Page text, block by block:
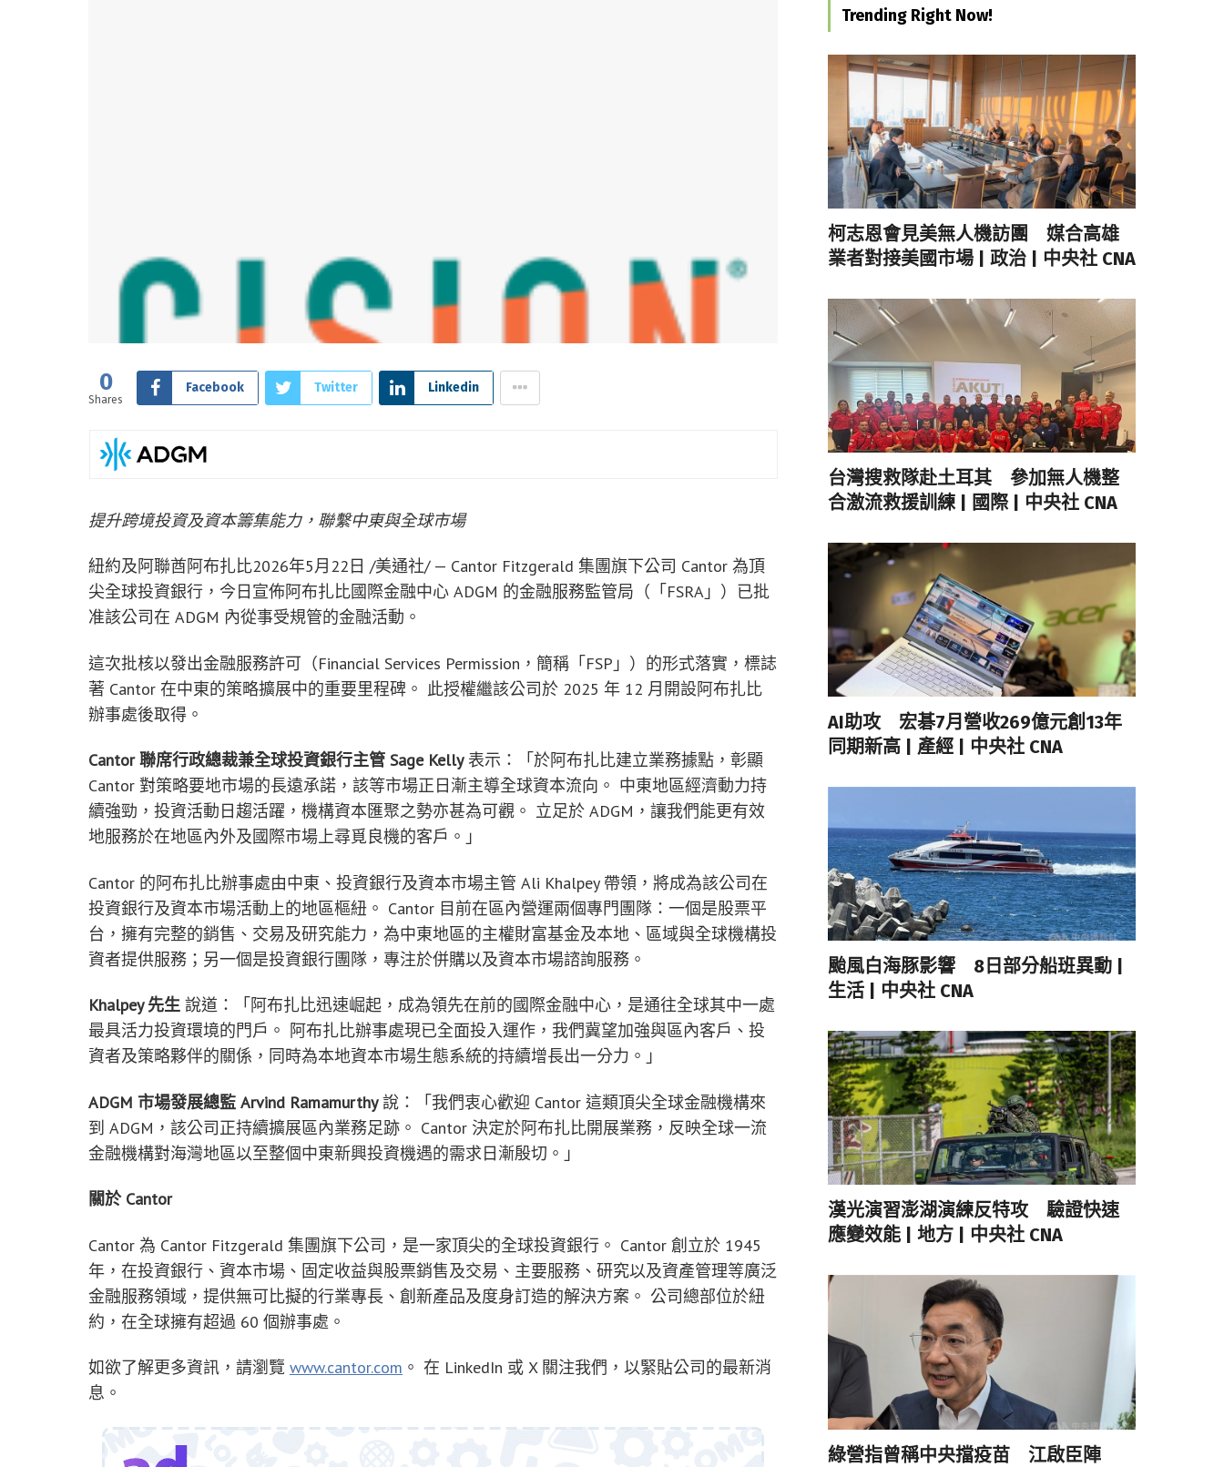
0
Shares
Facebook Twitter Linkedin
提升跨境投資及資本籌集能力，聯繫中東與全球市場
紐約及阿聯酋阿布扎比2026年5月22日 /美通社/ — Cantor Fitzgerald 集團旗下公司 Cantor 為頂
尖全球投資銀行，今日宣佈阿布扎比國際金融中心 ADGM 的金融服務監管局（「FSRA」）已批
准該公司在 ADGM 內從事受規管的金融活動。
這次批核以發出金融服務許可（Financial Services Permission，簡稱「FSP」）的形式落實，標誌
著 Cantor 在中東的策略擴展中的重要里程碑。 此授權繼該公司於 2025 年 12 月開設阿布扎比
辦事處後取得。
Cantor 聯席行政總裁兼全球投資銀行主管 Sage Kelly表示：「於阿布扎比建立業務據點，彰顯
Cantor 對策略要地市場的長遠承諾，該等市場正日漸主導全球資本流向。 中東地區經濟動力持
續強勁，投資活動日趨活躍，機構資本匯聚之勢亦甚為可觀。 立足於 ADGM，讓我們能更有效
地服務於在地區內外及國際市場上尋覓良機的客戶。」
Cantor 的阿布扎比辦事處由中東、投資銀行及資本市場主管 Ali Khalpey 帶領，將成為該公司在
投資銀行及資本市場活動上的地區樞紐。 Cantor 目前在區內營運兩個專門團隊：一個是股票平
台，擁有完整的銷售、交易及研究能力，為中東地區的主權財富基金及本地、區域與全球機構投
資者提供服務；另一個是投資銀行團隊，專注於併購以及資本市場諮詢服務。
Khalpey 先生 說道：「阿布扎比迅速崛起，成為領先在前的國際金融中心，是通往全球其中一處
最具活力投資環境的門戶。 阿布扎比辦事處現已全面投入運作，我們冀望加強與區內客戶、投
資者及策略夥伴的關係，同時為本地資本市場生態系統的持續增長出一分力。」
ADGM 市場發展總監 Arvind Ramamurthy說：「我們衷心歡迎 Cantor 這類頂尖全球金融機構來
到 ADGM，該公司正持續擴展區內業務足跡。 Cantor 決定於阿布扎比開展業務，反映全球一流
金融機構對海灣地區以至整個中東新興投資機遇的需求日漸殷切。」
關於 Cantor
Cantor 為 Cantor Fitzgerald 集團旗下公司，是一家頂尖的全球投資銀行。 Cantor 創立於 1945
年，在投資銀行、資本市場、固定收益與股票銷售及交易、主要服務、研究以及資產管理等廣泛
金融服務領域，提供無可比擬的行業專長、創新產品及度身訂造的解決方案。 公司總部位於紐
約，在全球擁有超過 60 個辦事處。
如欲了解更多資訊，請瀏覽 www.cantor.com 。 在 LinkedIn 或 X 關注我們，以緊貼公司的最新消
息。
Trending Right Now!
柯志恩會見美無人機訪團 媒合高雄
業者對接美國市場 | 政治 | 中央社 CNA
台灣搜救隊赴土耳其 參加無人機整
合激流救援訓練 | 國際 | 中央社 CNA
AI助攻 宏碁7月營收269億元創13年
同期新高 | 產經 | 中央社 CNA
颱風白海豚影響 8日部分船班異動 |
生活 | 中央社 CNA
漢光演習澎湖演練反特攻 驗證快速
應變效能 | 地方 | 中央社 CNA
綠營指曾稱中央擋疫苗 江啟臣陣